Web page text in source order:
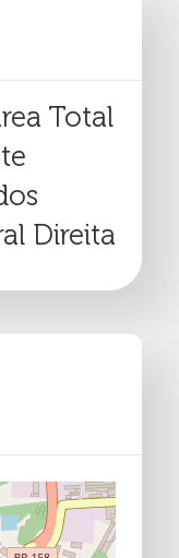
Total
Direita